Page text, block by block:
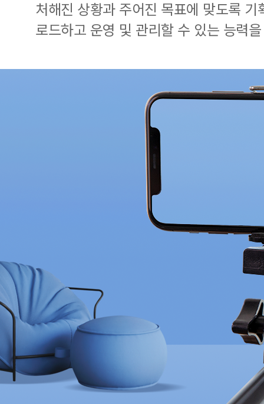
처해진 상황과 주어진 목표에 맞도록
로드하고 운영 및 관리할 수 있는 능력